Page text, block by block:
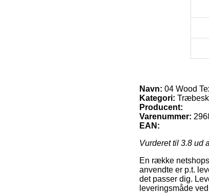
Navn: 04 Wood
Kategori:
Producent:
Varenummer:
EAN:
Vurderet til 3.8 ud
En række
anvendte er p.t.
det passer dig.
leveringsmåde